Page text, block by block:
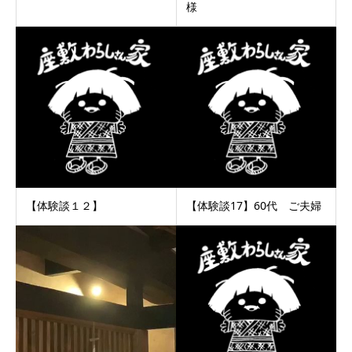
様
【体験談１２】 【体験談17】60代 ご夫婦